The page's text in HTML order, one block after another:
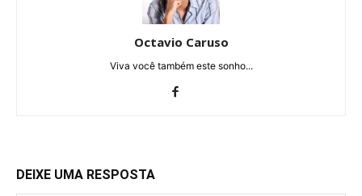
Octavio Caruso
Viva você também este sonho...
DEIXE UMA RESPOSTA